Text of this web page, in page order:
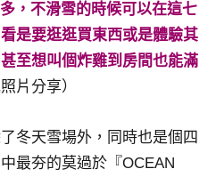
，不滑雪的時候可以在這七
是要逛逛買東西或是體驗其
至想叫個炸雞到房間也能滿
照片分享）
冬天雪場外，同時也是個四
最夯的莫過於『OCEAN